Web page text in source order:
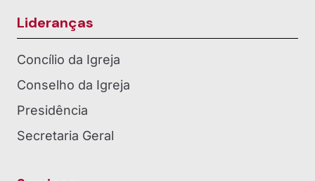
Lideranças
Concílio da Igreja
Conselho da Igreja
Presidência
Secretaria Geral